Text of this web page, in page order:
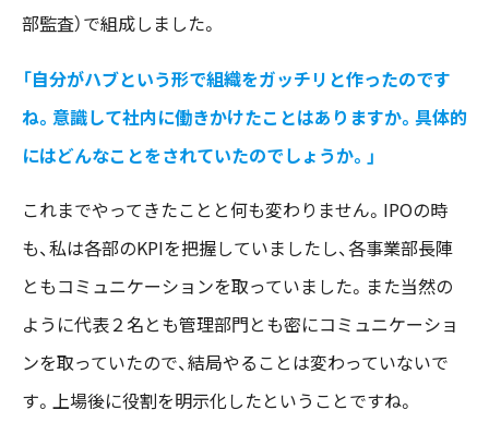
部監査）で組成しました。
「自分がハブという形で組織をガッチリと作ったのです
ね。意識して社内に働きかけたことはありますか。具体的
にはどんなことをされていたのでしょうか。」
これまでやってきたことと何も変わりません。IPOの時
も、私は各部のKPIを把握していましたし、各事業部長陣
ともコミュニケーションを取っていました。また当然の
ように代表２名とも管理部門とも密にコミュニケーショ
ンを取っていたので、結局やることは変わっていないで
す。上場後に役割を明示化したということですね。